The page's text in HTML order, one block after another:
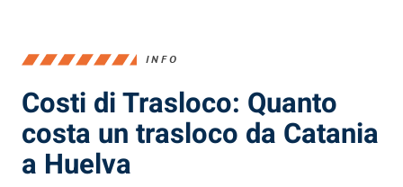
INFO
Costi di Trasloco: Quanto
costa un trasloco da Catania
a Huelva